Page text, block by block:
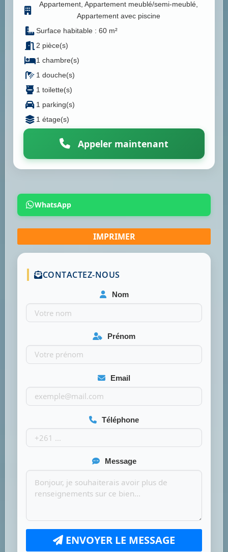
Appartement, Appartement meublé/semi-meublé,
Appartement avec piscine
Surface habitable : 60 m²
2 pièce(s)
1 chambre(s)
1 douche(s)
1 toilette(s)
1 parking(s)
1 étage(s)
Appeler maintenant
WhatsApp
CONTACTEZ-NOUS
Nom
Prénom
Email
Téléphone
Message
ENVOYER LE MESSAGE